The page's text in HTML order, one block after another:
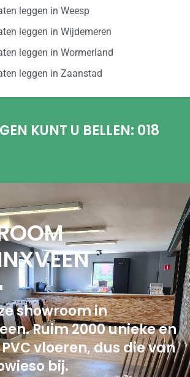
leggen in Weesp
leggen in Wijdemeren
leggen in Wormerland
leggen in Zaanstad
KUNT U BELLEN: 018
showroom in
Ruim 2000 unieke en
vloeren, dus die van
bij.